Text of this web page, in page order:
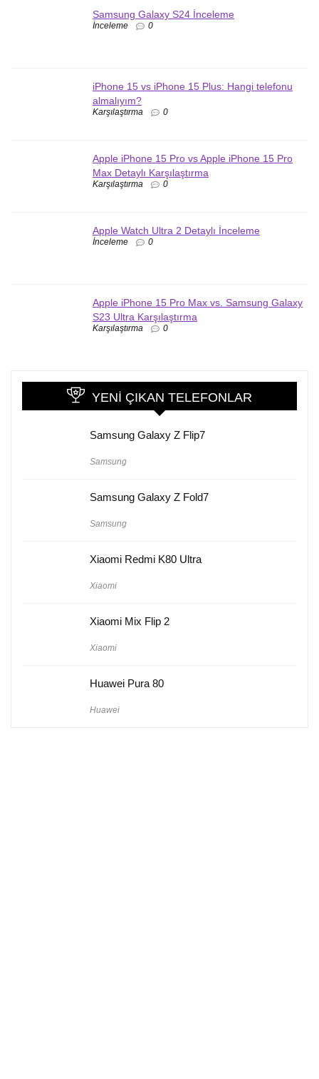
Samsung Galaxy S24 İnceleme
İnceleme 0
iPhone 15 vs iPhone 15 Plus: Hangi telefonu
almalıyım?
Karşılaştırma 0
Apple iPhone 15 Pro vs Apple iPhone 15 Pro
Max Detaylı Karşılaştırma
Karşılaştırma 0
Apple Watch Ultra 2 Detaylı İnceleme
İnceleme 0
Apple iPhone 15 Pro Max vs. Samsung Galaxy
S23 Ultra Karşılaştırma
Karşılaştırma 0
YENI ÇIKAN TELEFONLAR
Samsung Galaxy Z Flip7
Samsung
Samsung Galaxy Z Fold7
Samsung
Xiaomi Redmi K80 Ultra
Xiaomi
Xiaomi Mix Flip 2
Xiaomi
Huawei Pura 80
Huawei